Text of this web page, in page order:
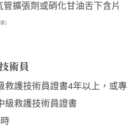
擴張劑或硝化甘油舌下含片
）
術員
救護技術員證書4年以上，或專
級救護技術員證書